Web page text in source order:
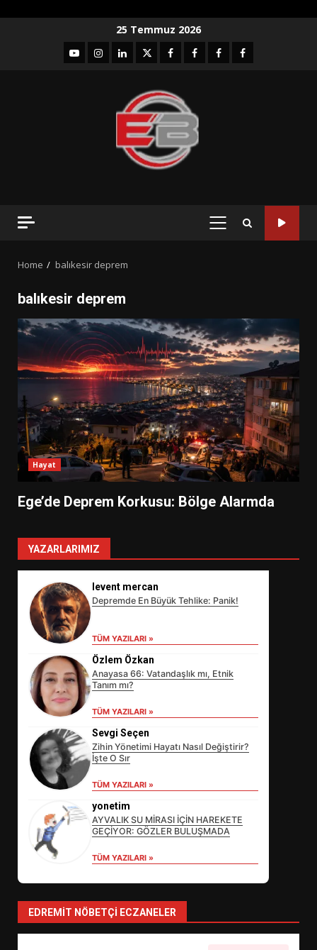
25 Temmuz 2026
YouTubeInstagram
LinkedIntwitterfacebook-Facebook-
Facebook-Facebook-
PRIMARY
Home balıkesir deprem
balıkesir deprem
Hayat
Ege’de Deprem Korkusu: Bölge Alarmda
YAZARLARIMIZ
levent mercan
Depremde En Büyük Tehlike: Panik!
TÜM YAZILARI »
Özlem Özkan
Anayasa 66: Vatandaşlık mı, Etnik
Tanım mı?
TÜM YAZILARI »
Sevgi Seçen
Zihin Yönetimi Hayatı Nasıl Değiştirir?
İşte O Sır
TÜM YAZILARI »
yonetim
AYVALIK SU MİRASI İÇİN HAREKETE
GEÇİYOR: GÖZLER BULUŞMADA
TÜM YAZILARI »
EDREMIT NÖBETÇI ECZANELER
SÜRDÜRÜLEBİLİRLİKTE NE
DEĞİŞECEK?
4